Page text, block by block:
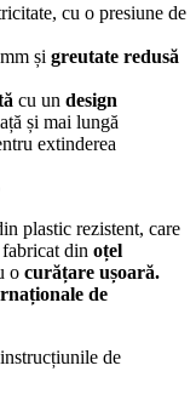
cu o presiune de
și greutate redusă
cu un design
și mai lungă
extinderea
plastic rezistent, care
fabricat din oțel
o curățare ușoară.
de
de